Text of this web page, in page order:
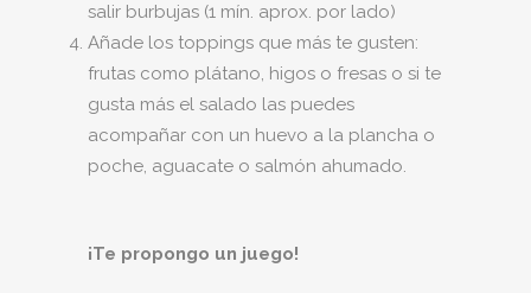
salir burbujas (1 mín. aprox. por lado)
Añade los toppings que más te gusten:
frutas como plátano, higos o fresas o si te
gusta más el salado las puedes
acompañar con un huevo a la plancha o
poche, aguacate o salmón ahumado.
¡Te propongo un juego!